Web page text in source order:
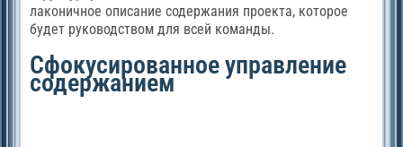
лаконичное описание содержания проекта, которое
будет руководством для всей команды.
Сфокусированное управление
содержанием